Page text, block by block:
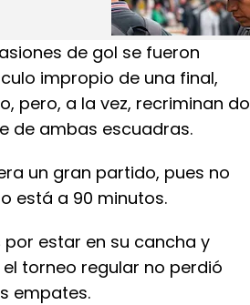
de gol se fueron
impropio de una final,
pero, a la vez, recriminan do
de ambas escuadras.
un gran partido, pues no
está a 90 minutos.
por estar en su cancha y
torneo regular no perdió
empates.